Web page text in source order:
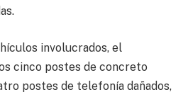
involucrados, el
cinco postes de concreto
postes de telefonía dañados,